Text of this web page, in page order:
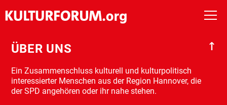
Wir
ÜBER UNS
Ein Zusammenschluss kulturell und kulturpolitisch
interessierter Menschen aus der Region Hannover, die
der SPD angehören oder ihr nahe stehen.
↑